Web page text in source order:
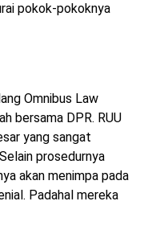
pokok-pokoknya
Omnibus Law
bersama DPR. RUU
yang sangat
prosedurnya
akan menimpa pada
Padahal mereka